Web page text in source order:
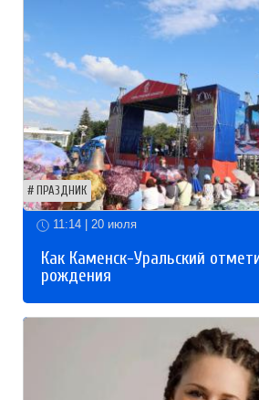
ПРАЗДНИК
11:14 | 20 июля
Как Каменск-Уральский
рождения